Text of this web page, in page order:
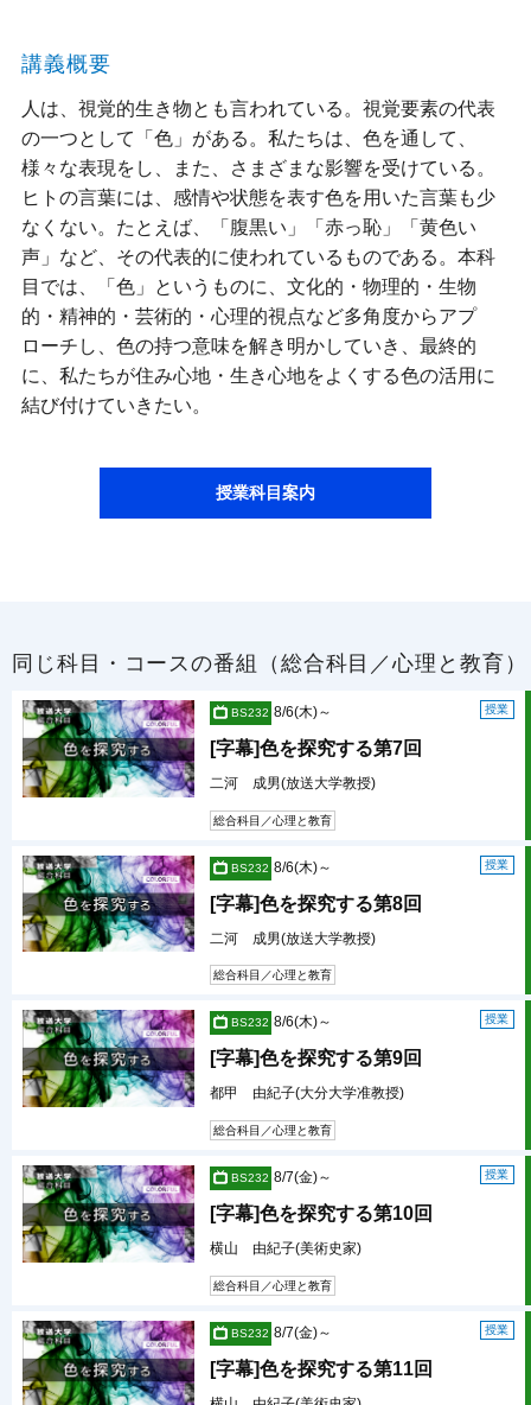
講義概要
人は、視覚的生き物とも言われている。視覚要素の代表
の一つとして「色」がある。私たちは、色を通して、
様々な表現をし、また、さまざまな影響を受けている。
ヒトの言葉には、感情や状態を表す色を用いた言葉も少
なくない。たとえば、「腹黒い」「赤っ恥」「黄色い
声」など、その代表的に使われているものである。本科
目では、「色」というものに、文化的・物理的・生物
的・精神的・芸術的・心理的視点など多角度からアプ
ローチし、色の持つ意味を解き明かしていき、最終的
に、私たちが住み心地・生き心地をよくする色の活用に
結び付けていきたい。
授業科目案内
同じ科目・コースの番組（総合科目／心理と教育）
BS232 授業
8/6(木)～
[字幕]色を探究する第7回
二河 成男(放送大学教授)
総合科目／心理と教育
BS232 授業
8/6(木)～
[字幕]色を探究する第8回
二河 成男(放送大学教授)
総合科目／心理と教育
BS232 授業
8/6(木)～
[字幕]色を探究する第9回
都甲 由紀子(大分大学准教授)
総合科目／心理と教育
BS232 授業
8/7(金)～
[字幕]色を探究する第10回
横山 由紀子(美術史家)
総合科目／心理と教育
BS232 授業
8/7(金)～
[字幕]色を探究する第11回